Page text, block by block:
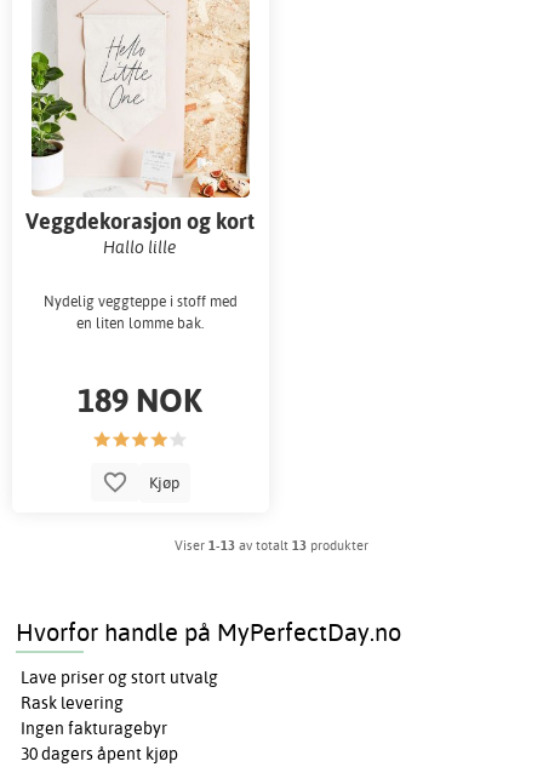
Veggdekorasjon og kort
Hallo lille
Nydelig veggteppe i stoff med
en liten lomme bak.
189 NOK
Kjøp
Viser 1-13 av totalt 13 produkter
Hvorfor handle på MyPerfectDay.no
Lave priser og stort utvalg
Rask levering
Ingen fakturagebyr
30 dagers åpent kjøp